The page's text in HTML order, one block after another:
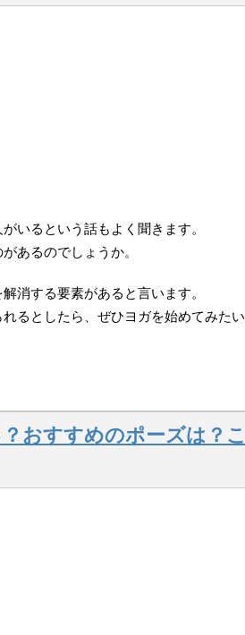
いるという話もよく聞きます。
あるのでしょうか。
消する要素があると言います。
るとしたら、ぜひヨガを始めてみた
おすすめのポーズは？